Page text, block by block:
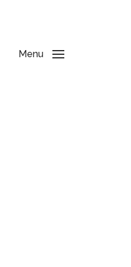
Menu